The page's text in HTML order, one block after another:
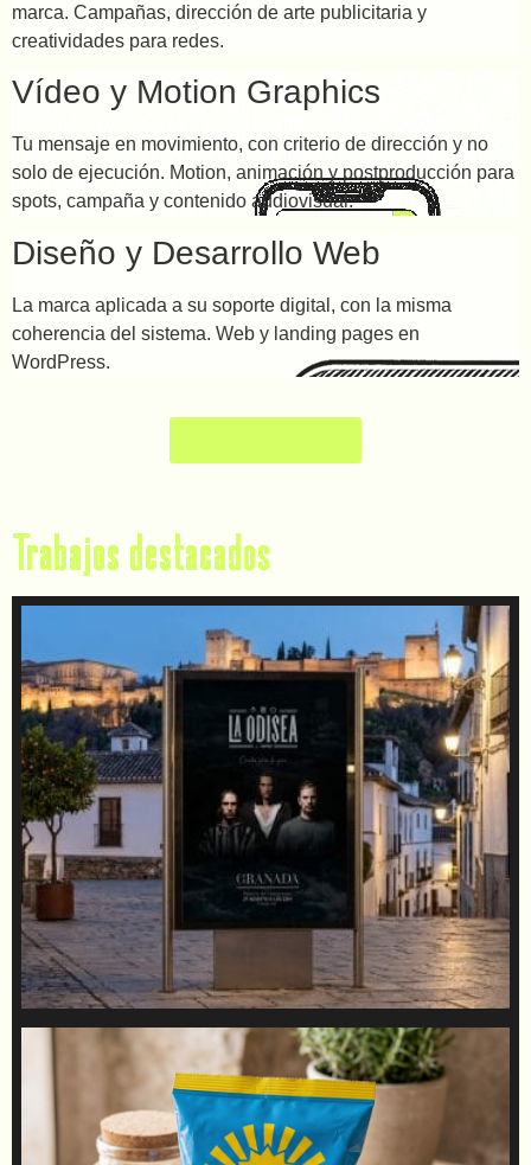
marca. Campañas, dirección de arte publicitaria y
creatividades para redes.
Vídeo y Motion Graphics
Tu mensaje en movimiento, con criterio de dirección y no
solo de ejecución. Motion, animación y postproducción para
spots, campaña y contenido audiovisual.
Diseño y Desarrollo Web
La marca aplicada a su soporte digital, con la misma
coherencia del sistema. Web y landing pages en
WordPress.
Trabajos destacados
La Odisea de Ress